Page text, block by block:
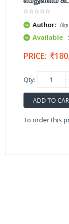
Author:
Available-
PRICE:
Qty:
ADD TO
To order this